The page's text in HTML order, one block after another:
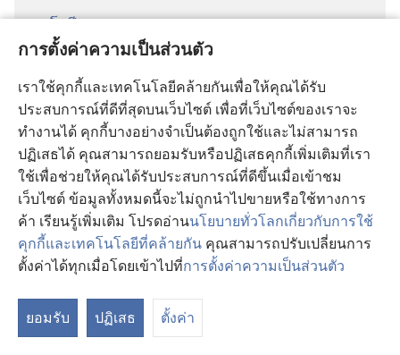
การตั้งค่าความเป็นส่วนตัว
เราใช้คุกกี้และเทคโนโลยีคล้ายกันเพื่อให้คุณได้รับ
ประสบการณ์ที่ดีที่สุดบนเว็บไซต์ เพื่อที่เว็บไซต์ของเราจะ
ทำงานได้ คุกกี้บางอย่างจำเป็นต้องถูกใช้และไม่สามารถ
ปฏิเสธได้ คุณสามารถยอมรับหรือปฏิเสธคุกกี้เพิ่มเติมที่เรา
ใช้เพื่อช่วยให้คุณได้รับประสบการณ์ที่ดีขึ้นเมื่อเข้าชม
เว็บไซต์ ข้อมูลทั้งหมดนี้จะไม่ถูกนำไปขายหรือใช้ทางการ
ค้า เรียนรู้เพิ่มเติม โปรดอ่านนโยบายทั่วโลกเกี่ยวกับการใช้
คุกกี้และเทคโนโลยีที่คล้ายกัน คุณสามารถปรับเปลี่ยนการ
ตั้งค่าได้ทุกเมื่อโดยเข้าไปที่การตั้งค่าความเป็นส่วนตัว
ยอมรับ ปฏิเสธ ตั้งค่า
โชปี
ซารามักกัน
ซินยันจา
ซินัมวังกา
ดูอาลา
ตันการานา
ตันดรอย
ทาอับวา
ทูปูรี